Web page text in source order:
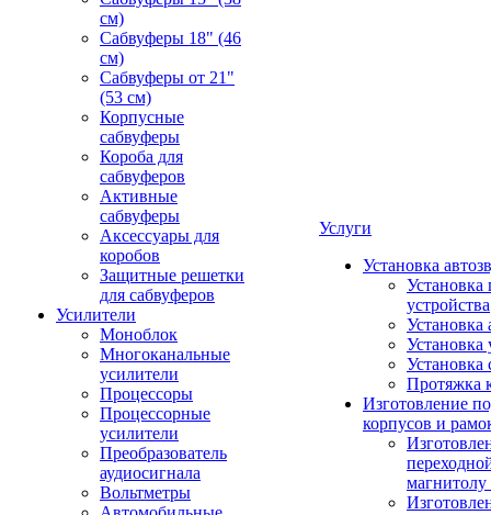
см)
Сабвуферы 18" (46
см)
Сабвуферы от 21"
(53 см)
Корпусные
сабвуферы
Короба для
сабвуферов
Активные
сабвуферы
Аксессуары для
коробов
Защитные решетки
для сабвуферов
Усилители
Моноблок
Многоканальные
усилители
Процессоры
Процессорные
усилители
Преобразователь
аудиосигнала
Вольтметры
Услуги
Установка
Установка
устройства
Установка
Установка
Установка
Протяжка
Изготовление
корпусов и